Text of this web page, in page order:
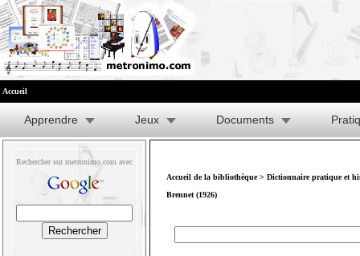
Accueil
Apprendre Jeux Documents
Rechercher sur metronimo.com avec
Accueil de la bibliothèque> Dictionnaire pratique et
Brennet (1926)